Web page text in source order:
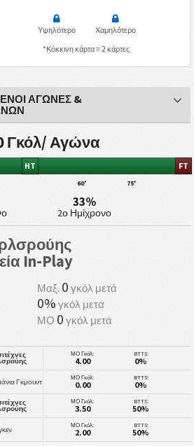
Υψηλότερο
Χαμηλότερο
*Κόκκινη κάρτα = 2 κάρτες
ΑΓΩΝΕΣ &
Γκόλ/ Αγώνα
HT
60' 75'
FT
33%
2ο Ημίχρονο
In-Play
Μαξ. 0 γκόλ μετά
0% γκόλ μετά
ΜΟ 0 γκόλ μετά
ΜΟ Γκόλ:
4.00
BTTS:
0%
Γκμουντ ΜΟ Γκόλ:
0.00
BTTS:
0%
ΜΟ Γκόλ:
3.50
BTTS:
50%
ΜΟ Γκόλ:
2.00
BTTS:
50%